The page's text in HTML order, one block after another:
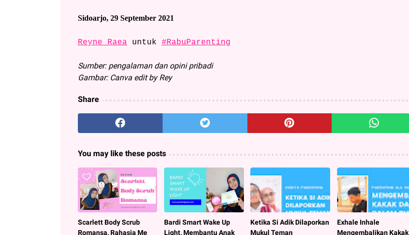
Sidoarjo, 29 September 2021
Reyne Raea untuk #RabuParenting
Sumber: pengalaman dan opini pribadi
Gambar: Canva edit by Rey
Share
You may like these posts
Scarlett Body Scrub
Romansa, Rahasia Me
Bardi Smart Wake Up
Light, Membantu Anak
Ketika Si Adik Dilaporkan
Mukul Teman
Exhale Inhale
Mengembalikan Kakak